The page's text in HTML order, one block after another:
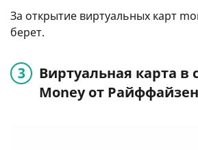
За открытие виртуальных карт
берет.
Виртуальная карта в
Money от